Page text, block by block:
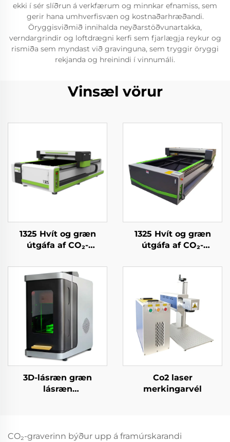
ekki í sér slíðrun á verkfærum og minnkar efnamiss, sem
gerir hana umhverfisvæn og kostnaðarhræðandi.
Öryggisviðmið innihalda neyðarstöðvunartakka,
verndargrindir og loftdrægni kerfi sem fjarlægja reykur og
rismiða sem myndast við gravinguna, sem tryggir öryggi
rekjanda og hreinindi í vinnumáli.
Vinsæl vörur
1325 Hvít og græn
útgáfa af CO₂-
ríðvél fyrir akryl, við,
MDF – 150 W, 300 W
1325 Hvít og græn
útgáfa af CO₂-
ríðvél fyrir akryl, við,
MDF – 150 W, 300 W
3D-lásræn græn
lásræn
Co2 laser
merkingarvél
CO₂-graverinn býður upp á framúrskarandi